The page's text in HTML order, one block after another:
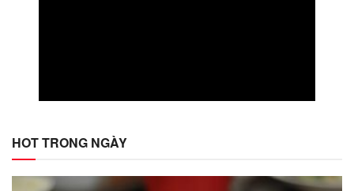
HOT TRONG NGÀY